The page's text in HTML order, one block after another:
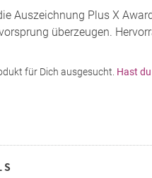
Auszeichnung Plus X
überzeugen.
für Dich ausgesucht. Hast